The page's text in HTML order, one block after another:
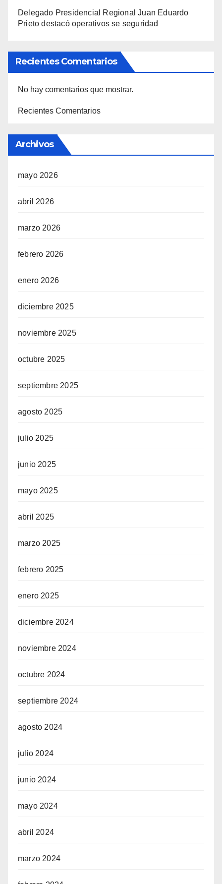
Delegado Presidencial Regional Juan Eduardo
Prieto destacó operativos se seguridad
Recientes Comentarios
No hay comentarios que mostrar.
Recientes Comentarios
Archivos
mayo 2026
abril 2026
marzo 2026
febrero 2026
enero 2026
diciembre 2025
noviembre 2025
octubre 2025
septiembre 2025
agosto 2025
julio 2025
junio 2025
mayo 2025
abril 2025
marzo 2025
febrero 2025
enero 2025
diciembre 2024
noviembre 2024
octubre 2024
septiembre 2024
agosto 2024
julio 2024
junio 2024
mayo 2024
abril 2024
marzo 2024